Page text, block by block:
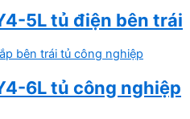
5L tủ điện bên trái
6L tủ công nghiệp